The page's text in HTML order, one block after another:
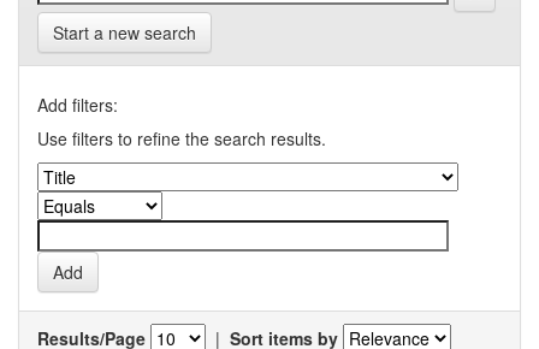
Start a new search
Add filters:
Use filters to refine the search results.
Results/Page | Sort items by